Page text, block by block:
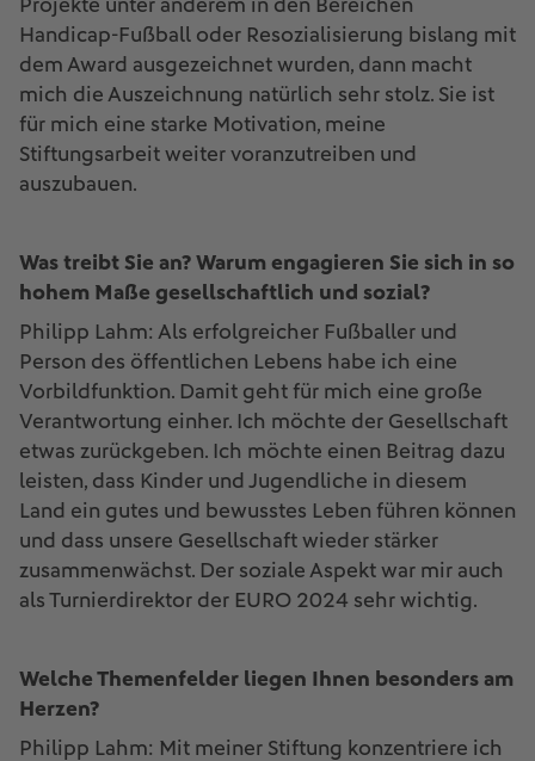
Projekte unter anderem in den Bereichen
Handicap-Fußball oder Resozialisierung bislang mit
dem Award ausgezeichnet wurden, dann macht
mich die Auszeichnung natürlich sehr stolz. Sie ist
für mich eine starke Motivation, meine
Stiftungsarbeit weiter voranzutreiben und
auszubauen.
Was treibt Sie an? Warum engagieren Sie sich in so
hohem Maße gesellschaftlich und sozial?
Philipp Lahm: Als erfolgreicher Fußballer und
Person des öffentlichen Lebens habe ich eine
Vorbildfunktion. Damit geht für mich eine große
Verantwortung einher. Ich möchte der Gesellschaft
etwas zurückgeben. Ich möchte einen Beitrag dazu
leisten, dass Kinder und Jugendliche in diesem
Land ein gutes und bewusstes Leben führen können
und dass unsere Gesellschaft wieder stärker
zusammenwächst. Der soziale Aspekt war mir auch
als Turnierdirektor der EURO 2024 sehr wichtig.
Welche Themenfelder liegen Ihnen besonders am
Herzen?
Philipp Lahm: Mit meiner Stiftung konzentriere ich